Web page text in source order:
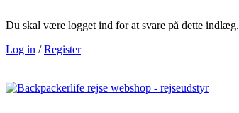
Du skal være logget ind for at svare på dette indlæg.
Log in /Register